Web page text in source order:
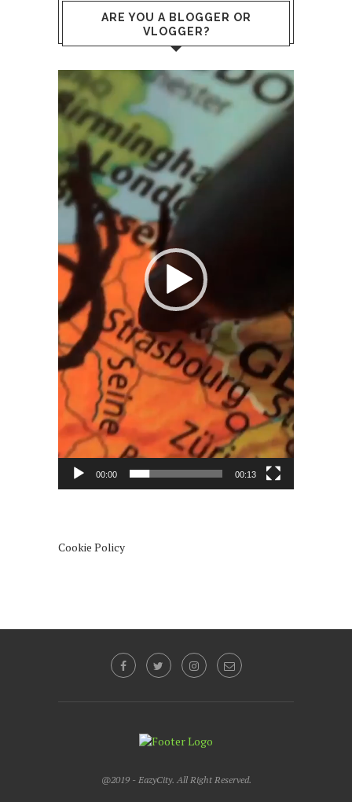
ARE YOU A BLOGGER OR
VLOGGER?
Lecteur
vidéo
00:00 00:13
Cookie Policy
@2019 - EazyCity. All Right Reserved.